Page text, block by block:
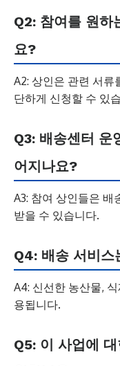
Q2: 참여를 원하
요?
A2: 상인은 관련 서
단하게 신청할 수 있
Q3: 배송센터 운
어지나요?
A3: 참여 상인들은 배
받을 수 있습니다.
Q4: 배송 서비스
A4: 신선한 농산물,
용됩니다.
Q5: 이 사업에